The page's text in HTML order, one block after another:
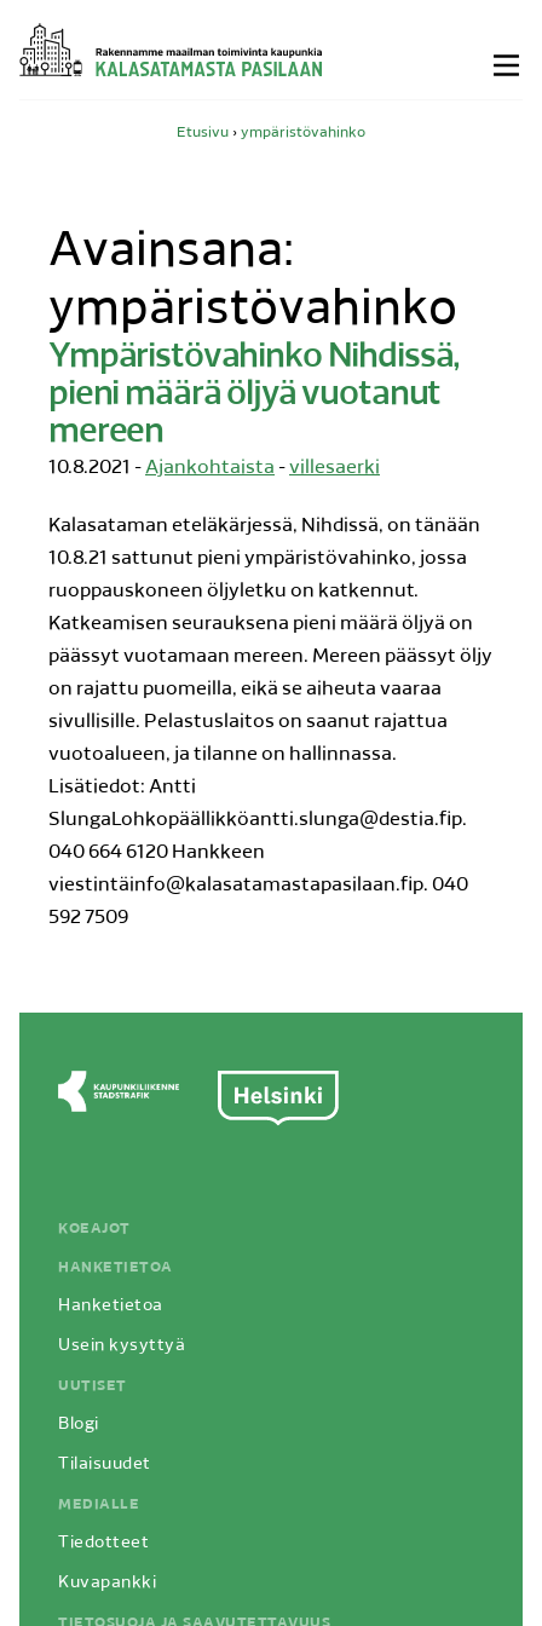
Siirry
sisältöön
Etusivu › ympäristövahinko
Avainsana:
ympäristövahinko
Ympäristövahinko Nihdissä,
pieni määrä öljyä vuotanut
mereen
10.8.2021 -Ajankohtaista -villesaerki
Kalasataman eteläkärjessä, Nihdissä, on tänään
10.8.21 sattunut pieni ympäristövahinko, jossa
ruoppauskoneen öljyletku on katkennut.
Katkeamisen seurauksena pieni määrä öljyä on
päässyt vuotamaan mereen. Mereen päässyt öljy
on rajattu puomeilla, eikä se aiheuta vaaraa
sivullisille. Pelastuslaitos on saanut rajattua
vuotoalueen, ja tilanne on hallinnassa.
Lisätiedot: Antti
SlungaLohkopäällikköantti.slunga@destia.fip.
040 664 6120 Hankkeen
viestintäinfo@kalasatamastapasilaan.fip. 040
592 7509
KOEAJOT
HANKETIETOA
Hanketietoa
Usein kysyttyä
UUTISET
Blogi
Tilaisuudet
MEDIALLE
Tiedotteet
Kuvapankki